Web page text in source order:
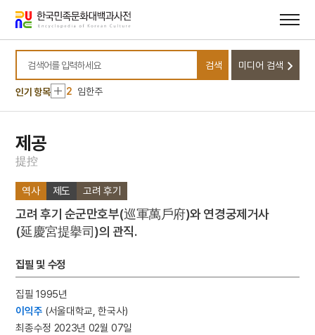
바로가기
바로가기
검색어를 입력하세요
검색 미디어 검색
인기 항목
10 정약용
1 순천 선암사 동종
2 임한주
3 고어재료사전
7
동평관
8 섞박지
9 세조
1 순천 선암사 동종
2
3 고어재료사전
제공
提控
역사 제도 고려 후기
고려 후기 순군만호부(巡軍萬戶府)와 연경궁제거사
(延慶宮提擧司)의 관직.
집필 및 수정
집필 1995년
이익주 (서울대학교, 한국사)
최종수정 2023년 02월 07일